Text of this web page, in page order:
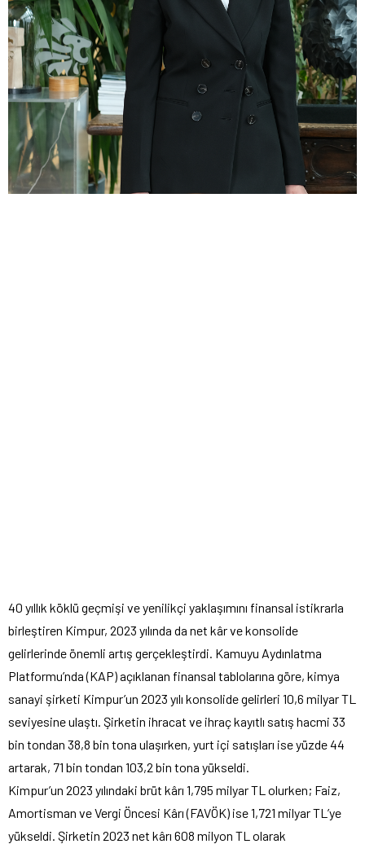
40 yıllık köklü geçmişi ve yenilikçi yaklaşımını finansal istikrarla
birleştiren Kimpur, 2023 yılında da net kâr ve konsolide
gelirlerinde önemli artış gerçekleştirdi. Kamuyu Aydınlatma
Platformu’nda (KAP) açıklanan finansal tablolarına göre, kimya
sanayi şirketi Kimpur’un 2023 yılı konsolide gelirleri 10,6 milyar TL
seviyesine ulaştı. Şirketin ihracat ve ihraç kayıtlı satış hacmi 33
bin tondan 38,8 bin tona ulaşırken, yurt içi satışları ise yüzde 44
artarak, 71 bin tondan 103,2 bin tona yükseldi.
Kimpur’un 2023 yılındaki brüt kârı 1,795 milyar TL olurken; Faiz,
Amortisman ve Vergi Öncesi Kârı (FAVÖK) ise 1,721 milyar TL’ye
yükseldi. Şirketin 2023 net kârı 608 milyon TL olarak